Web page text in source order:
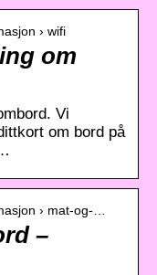
› wifi
om
Vi
om bord på
› mat-og-…
–